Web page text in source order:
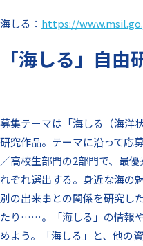
海しる： https://
「海しる」自
募集テーマは「海しる（海洋
研究作品。テーマに沿って応
／高校生部門の2部門で、最
れぞれ選出する。身近な海の
別の出来事との関係を研究し
たり……。「海しる」の情報
めよう。「海しる」と、他の